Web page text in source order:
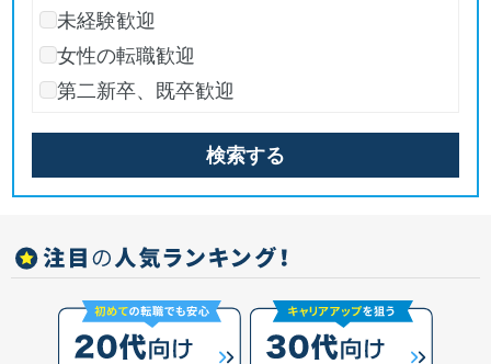
未経験歓迎
女性の転職歓迎
第二新卒、既卒歓迎